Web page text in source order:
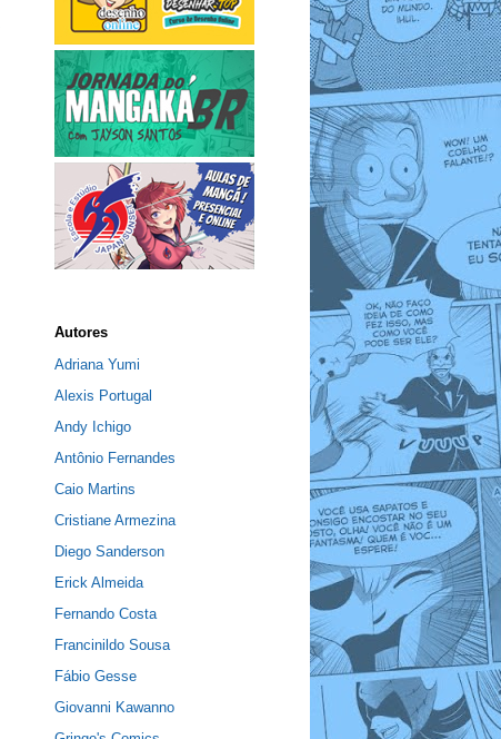
Autores
Adriana Yumi
Alexis Portugal
Andy Ichigo
Antônio Fernandes
Caio Martins
Cristiane Armezina
Diego Sanderson
Erick Almeida
Fernando Costa
Francinildo Sousa
Fábio Gesse
Giovanni Kawanno